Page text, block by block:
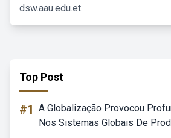
dsw.aau.edu.et.
Top Post
#1 A Globalização Provocou
Nos Sistemas Globais De